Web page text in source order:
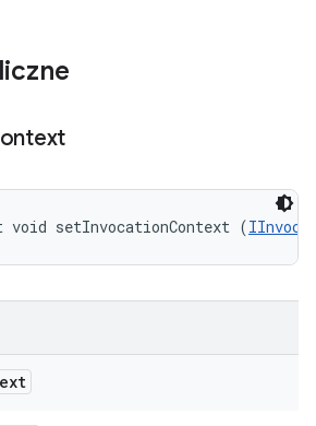
setInvocationContext (